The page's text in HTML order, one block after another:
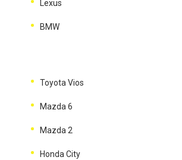
Lexus
BMW
Toyota Vios
Mazda 6
Mazda 2
Honda City